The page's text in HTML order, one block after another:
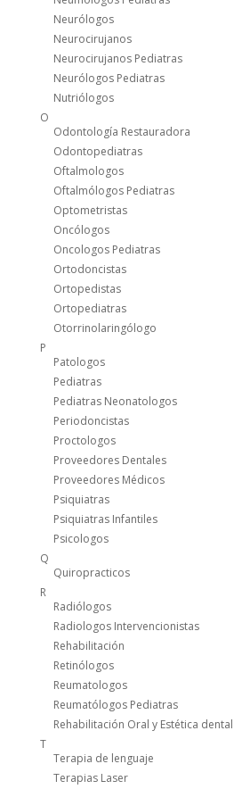
Neurólogos
Neurocirujanos
Neurocirujanos Pediatras
Neurólogos Pediatras
Nutriólogos
O
Odontología Restauradora
Odontopediatras
Oftalmologos
Oftalmólogos Pediatras
Optometristas
Oncólogos
Oncologos Pediatras
Ortodoncistas
Ortopedistas
Ortopediatras
Otorrinolaringólogo
P
Patologos
Pediatras
Pediatras Neonatologos
Periodoncistas
Proctologos
Proveedores Dentales
Proveedores Médicos
Psiquiatras
Psiquiatras Infantiles
Psicologos
Q
Quiropracticos
R
Radiólogos
Radiologos Intervencionistas
Rehabilitación
Retinólogos
Reumatologos
Reumatólogos Pediatras
Rehabilitación Oral y Estética dental
T
Terapia de lenguaje
Terapias Laser